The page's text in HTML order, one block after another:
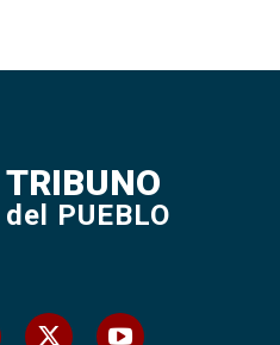
TRIBUNO
del PUEBLO